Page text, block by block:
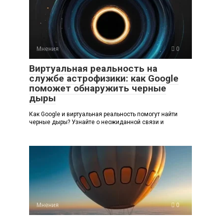
Мнения 0
Виртуальная реальность на
службе астрофизики: как Google
поможет обнаружить черные
дыры
Как Google и виртуальная реальность помогут найти
черные дыры? Узнайте о неожиданной связи и
Мнения 0